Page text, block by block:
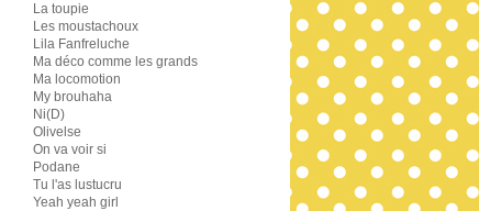
La toupie
Les moustachoux
Lila Fanfreluche
Ma déco comme les grands
Ma locomotion
My brouhaha
Ni(D)
Olivelse
On va voir si
Podane
Tu l'as lustucru
Yeah yeah girl